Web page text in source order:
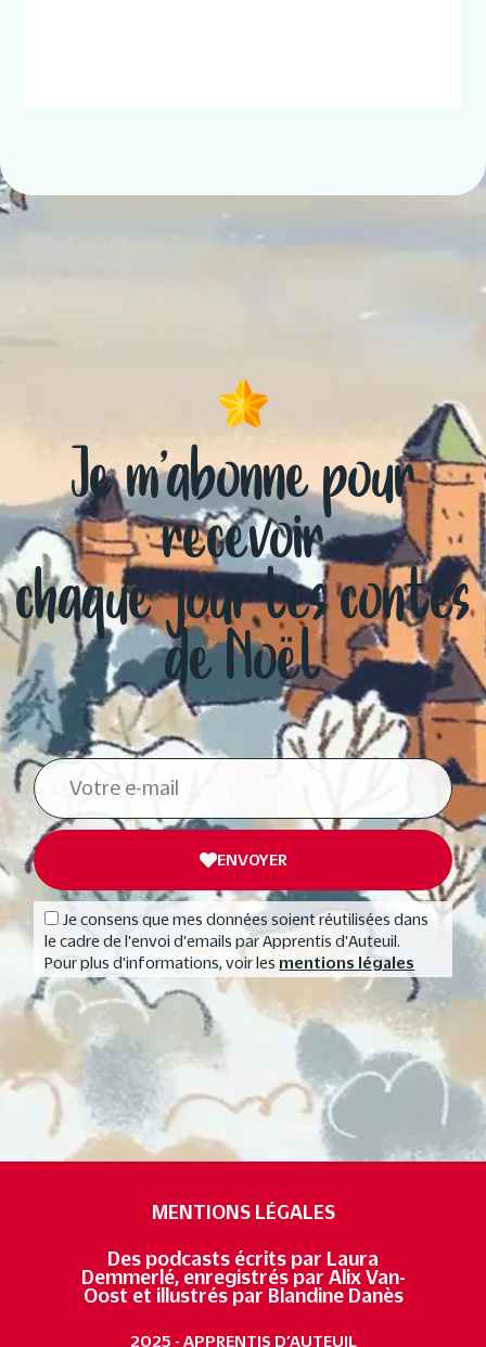
Je m’abonne pour
recevoir
chaque jour les contes
de Noël
Je consens que mes données soient réutilisées dans
le cadre de l'envoi d'emails par Apprentis d'Auteuil.
Pour plus d'informations, voir les mentions légales
ENVOYER
MENTIONS LÉGALES
Des podcasts écrits par Laura
Demmerlé, enregistrés par Alix Van-
Oost et illustrés par Blandine Danès
2025 - APPRENTIS D’AUTEUIL